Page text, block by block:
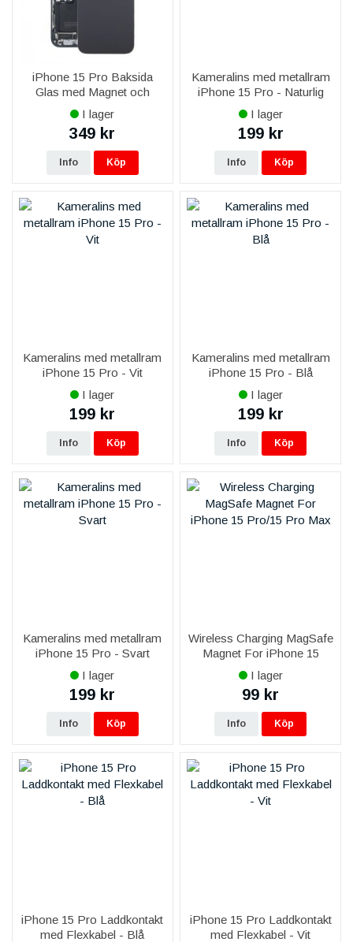
iPhone 15 Pro Baksida
Glas med Magnet och
Kameralins - Svart Titan
I lager
349 kr
Info Köp
Kameralins med metallram
iPhone 15 Pro - Naturlig
Titan
I lager
199 kr
Info Köp
Kameralins med metallram
iPhone 15 Pro - Vit
I lager
199 kr
Info Köp
Kameralins med metallram
iPhone 15 Pro - Blå
I lager
199 kr
Info Köp
Kameralins med metallram
iPhone 15 Pro - Svart
I lager
199 kr
Info Köp
Wireless Charging MagSafe
Magnet For iPhone 15
Pro/15 Pro Max
I lager
99 kr
Info Köp
iPhone 15 Pro Laddkontakt
med Flexkabel - Blå
iPhone 15 Pro Laddkontakt
med Flexkabel - Vit